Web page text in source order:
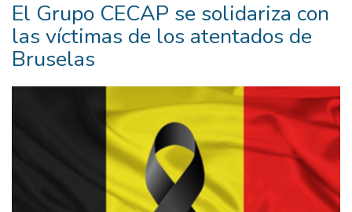
El Grupo CECAP se solidariza con
las víctimas de los atentados de
Bruselas